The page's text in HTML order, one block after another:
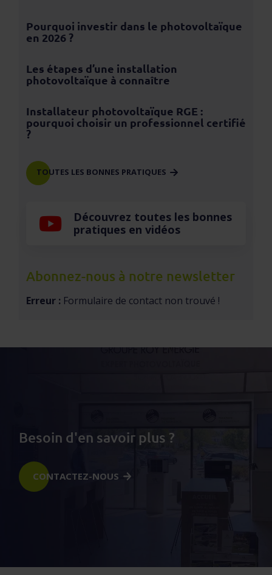
Pourquoi investir dans le photovoltaïque
en 2026 ?
Les étapes d’une installation
photovoltaïque à connaître
Installateur photovoltaïque RGE :
pourquoi choisir un professionnel certifié
?
TOUTES LES BONNES PRATIQUES
Découvrez toutes les bonnes
pratiques en vidéos
Abonnez-nous à notre newsletter
Erreur : Formulaire de contact non trouvé !
Besoin d'en savoir plus ?
CONTACTEZ-NOUS